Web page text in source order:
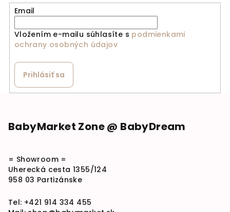
Email
Vložením e-mailu súhlasíte s podmienkami
ochrany osobných údajov
Prihlásiť sa
BabyMarket Zone @ BabyDream
= Showroom =
Uherecká cesta 1355/124
958 03 Partizánske
Tel: +421 914 334 455